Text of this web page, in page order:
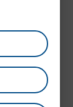
(horari